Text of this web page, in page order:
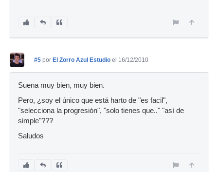
#5 por El Zorro Azul Estudio el 16/12/2010
Suena muy bien, muy bien.
Pero, ¿soy el único que está harto de "es facil",
"selecciona la progresión", "solo tienes que.." "así de
simple"???
Saludos